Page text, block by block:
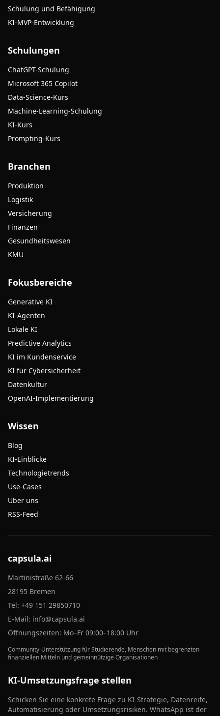
Schulung und Befähigung
KI-MVP-Entwicklung
Schulungen
ChatGPT-Schulung
Microsoft 365 Copilot
Data-Science-Kurs
Machine-Learning-Schulung
KI-Kurs
Prompting-Kurs
Branchen
Produktion
Logistik
Versicherung
Finanzen
Gesundheitswesen
KMU
Fokusbereiche
Generative KI
KI-Agenten
Lokale KI
Predictive Analytics
KI im Kundenservice
KI für Cybersicherheit
Datenkultur
OpenAI-Implementierung
Wissen
Blog
KI-Einblicke
Technologietrends
Use-Cases
Über uns
RSS-Feed
capsula.ai
Martinistraße 62-66
28195 Bremen
Tel: +49 151 29850710
E-Mail: info@capsula.ai
Öffnungszeiten: Mo–Fr 09:00–18:00 Uhr
Community-Unterstützung für Studierende, Menschen mit begrenzten
finanziellen Mitteln und gemeinnützige Organisationen
KI-Umsetzungsfrage stellen
Schicken Sie eine konkrete Frage zu KI-Strategie, Datenreife,
Automatisierung oder Umsetzungsrisiken. WhatsApp ist der